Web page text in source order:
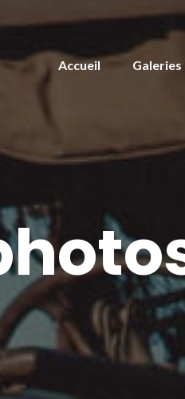
Accueil Galeries